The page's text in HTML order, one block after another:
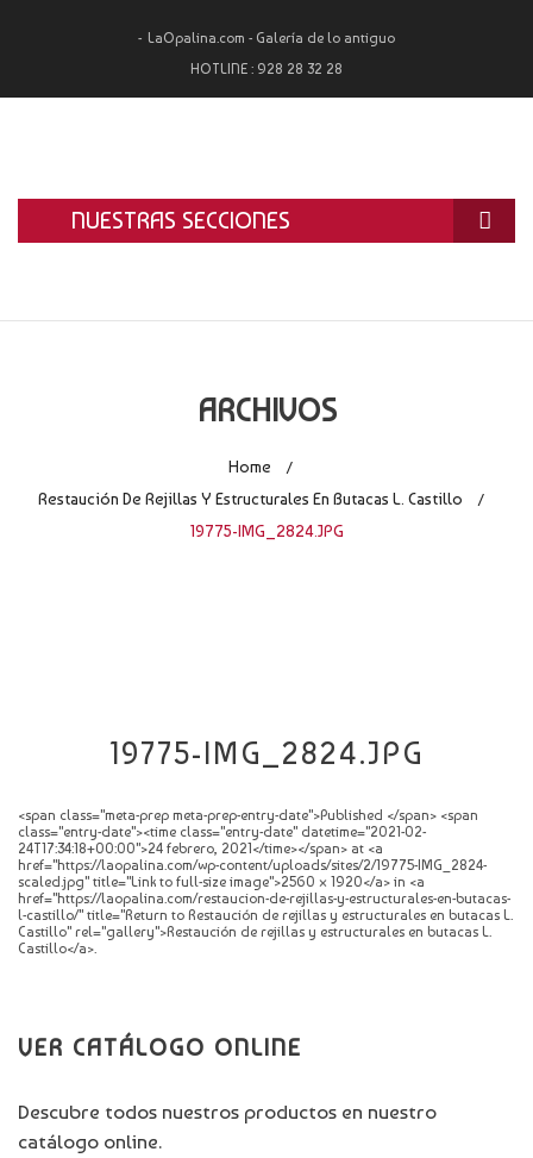
LaOpalina.com - Galería de lo antiguo
HOTLINE : 928 28 32 28
NUESTRAS SECCIONES
LA OPALINA
TASACIÓN Y COMPRA
ARCHIVOS
Home /
Restaución De Rejillas Y Estructurales En Butacas L. Castillo /
19775-IMG_2824.JPG
19775-IMG_2824.JPG
<span class="meta-prep meta-prep-entry-date">Published </span> <span
class="entry-date"><time class="entry-date" datetime="2021-02-
24T17:34:18+00:00">24 febrero, 2021</time></span> at <a
href="https://laopalina.com/wp-content/uploads/sites/2/19775-IMG_2824-
scaled.jpg" title="Link to full-size image">2560 × 1920</a> in <a
href="https://laopalina.com/restaucion-de-rejillas-y-estructurales-en-butacas-
l-castillo/" title="Return to Restaución de rejillas y estructurales en butacas L.
Castillo" rel="gallery">Restaución de rejillas y estructurales en butacas L.
Castillo</a>.
VER CATÁLOGO ONLINE
Descubre todos nuestros productos en nuestro
catálogo online.